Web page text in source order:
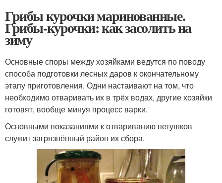
Грибы курочки маринованные.
Грибы-курочки: как засолить на
зиму
Основные споры между хозяйками ведутся по поводу
способа подготовки лесных даров к окончательному
этапу приготовления. Одни настаивают на том, что
необходимо отваривать их в трёх водах, другие хозяйки
готовят, вообще минуя процесс варки.
Основными показаниями к отвариванию петушков
служит загрязнённый район их сбора.